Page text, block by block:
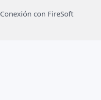
Conexión con FireSoft